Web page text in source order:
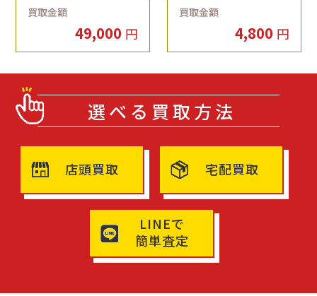
買取金額
49,000 円
買取金額
4,800 円
選べる買取方法
店頭買取 宅配買取
LINEで
簡単査定